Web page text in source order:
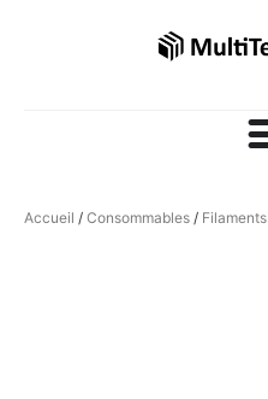
Accueil / Consommables / Filaments